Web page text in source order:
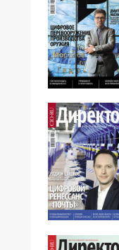
№06,2016
№04,2016